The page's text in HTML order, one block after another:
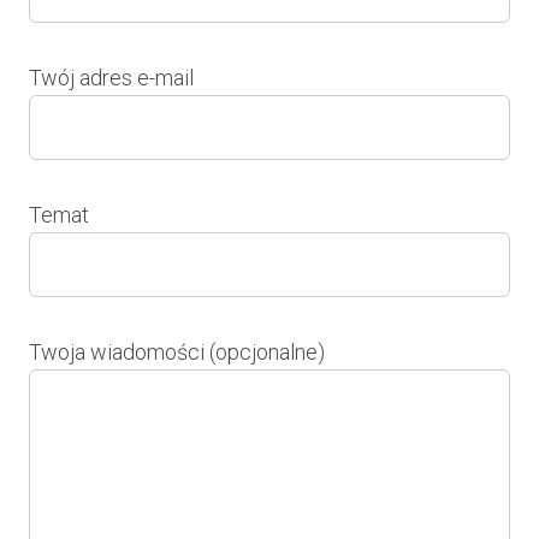
Twój adres e-mail
Temat
Twoja wiadomości (opcjonalne)